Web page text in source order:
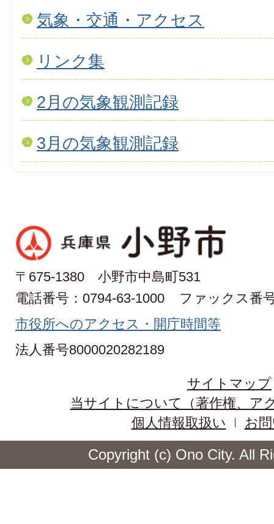
気象・交通・アクセス
リンク集
2月の気象観測記録
3月の気象観測記録
〒675-1380 小野市中島町531
電話番号：0794-63-1000
ファックス番
市役所へのアクセス・開庁時間等
法人番号8000020282189
サイトマップ
当サイトについて（著作権、ア
個人情報取扱い
お
Copyright (c) Ono City. All